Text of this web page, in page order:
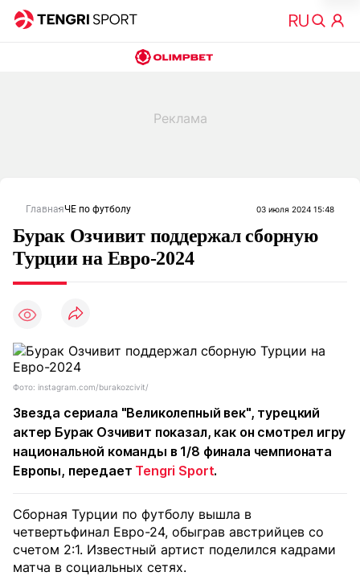
ГлавнаяЧЕ по футболу 03 июля 2024 15:48
Бурак Озчивит поддержал сборную
Турции на Евро-2024
Фото: instagram.com/burakozcivit/
Звезда сериала "Великолепный век", турецкий
актер Бурак Озчивит показал, как он смотрел игру
национальной команды в 1/8 финала чемпионата
Европы, передает Tengri Sport.
Сборная Турции по футболу вышла в
четвертьфинал Евро-24, обыграв австрийцев со
счетом 2:1. Известный артист поделился кадрами
матча в социальных сетях.